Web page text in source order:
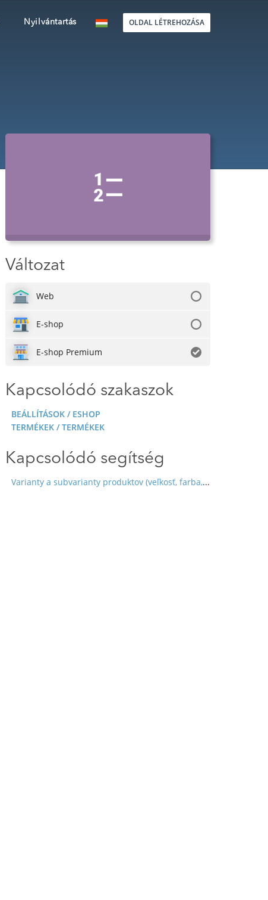
Nyilvántartás OLDAL LÉTREHOZÁSA
Változat
Web
E-shop
E-shop Premium
Kapcsolódó szakaszok
BEÁLLÍTÁSOK / ESHOP
TERMÉKEK / TERMÉKEK
Kapcsolódó segítség
Varianty a subvarianty produktov (veľkosť, farba, ...)